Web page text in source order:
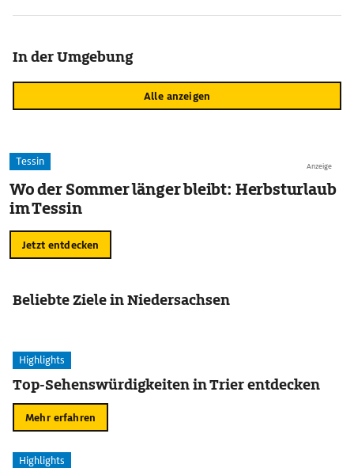
In der Umgebung
Alle anzeigen
Anzeige
Tessin
Wo der Sommer länger bleibt: Herbsturlaub
im Tessin
Jetzt entdecken
Beliebte Ziele in Niedersachsen
Highlights
Top-Sehenswürdigkeiten in Trier entdecken
Mehr erfahren
Highlights